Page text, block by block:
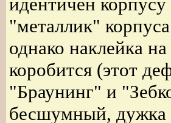
"металлик"
однако наклейка
коробится (этот
"Браунинг" и
бесшумный, дужка